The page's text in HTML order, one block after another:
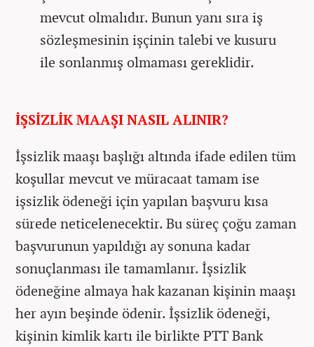
mevcut olmalıdır. Bunun yanı sıra iş
sözleşmesinin işçinin talebi ve kusuru
ile sonlanmış olmaması gereklidir.
İŞSİZLİK MAAŞI NASIL ALINIR?
İşsizlik maaşı başlığı altında ifade edilen tüm
koşullar mevcut ve müracaat tamam ise
işsizlik ödeneği için yapılan başvuru kısa
sürede neticelenecektir. Bu süreç çoğu zaman
başvurunun yapıldığı ay sonuna kadar
sonuçlanması ile tamamlanır. İşsizlik
ödeneğine almaya hak kazanan kişinin maaşı
her ayın beşinde ödenir. İşsizlik ödeneği,
kişinin kimlik kartı ile birlikte PTT Bank